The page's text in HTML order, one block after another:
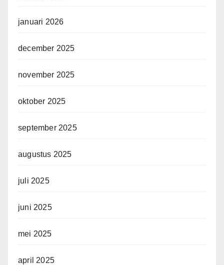
januari 2026
december 2025
november 2025
oktober 2025
september 2025
augustus 2025
juli 2025
juni 2025
mei 2025
april 2025